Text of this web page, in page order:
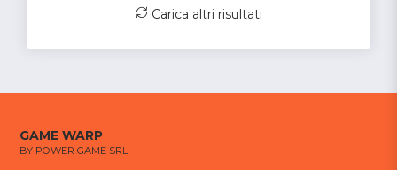
Carica altri risultati
GAME WARP
BY POWER GAME SRL